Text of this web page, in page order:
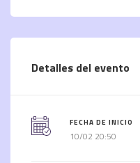
Detalles del evento
FECHA DE INICIO
10/02 20:50